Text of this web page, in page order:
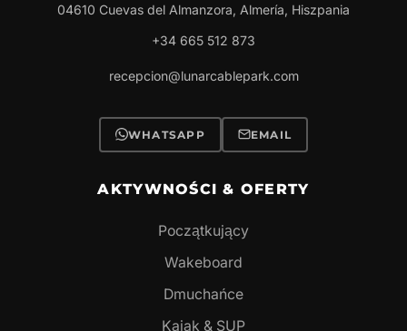
04610 Cuevas del Almanzora, Almería, Hiszpania
+34 665 512 873
recepcion@lunarcablepark.com
WHATSAPP EMAIL
AKTYWNOŚCI & OFERTY
Początkujący
Wakeboard
Dmuchańce
Kajak & SUP